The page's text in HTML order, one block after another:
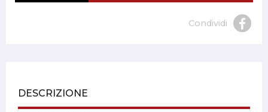
Condividi
DESCRIZIONE